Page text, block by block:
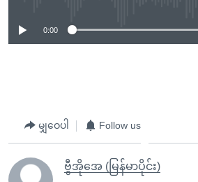
0:00
မျှဝေပါ Follow us
ဗွီအိုအေ (မြန်မာပိုင်း)